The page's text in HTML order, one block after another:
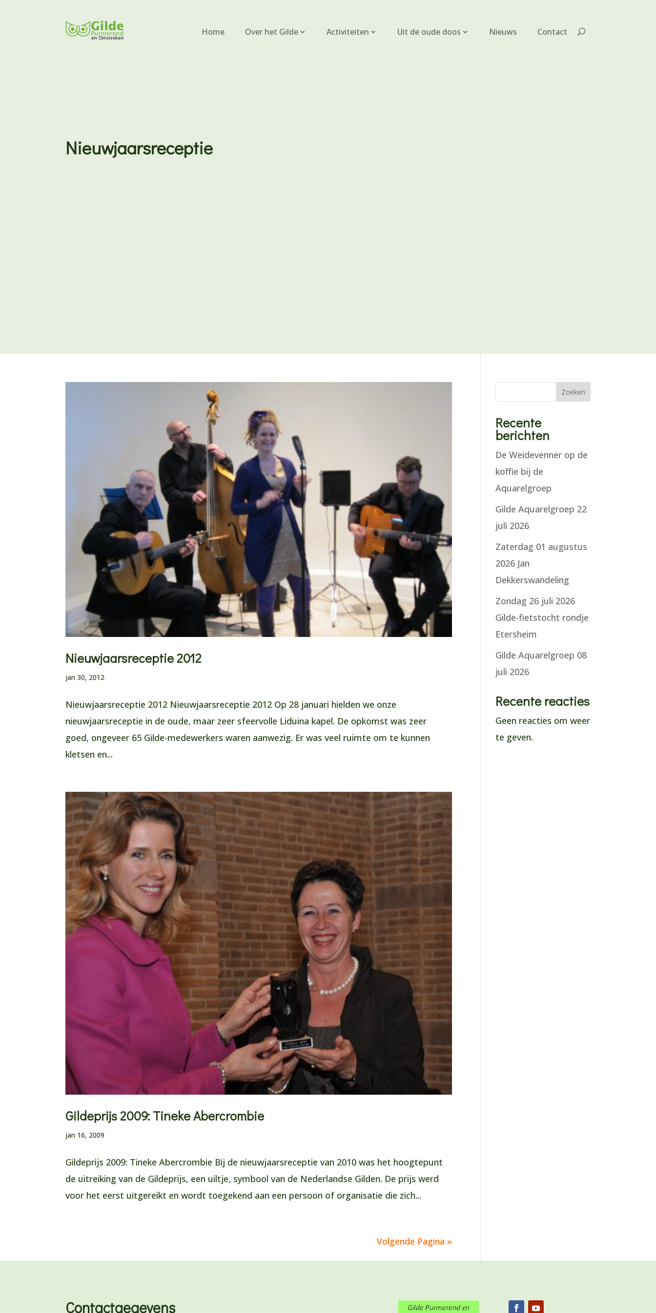
Home Over het Gilde Activiteiten Uit de oude doos Nieuws Contact
Nieuwjaarsreceptie
Nieuwjaarsreceptie 2012
jan 30, 2012
Nieuwjaarsreceptie 2012 Nieuwjaarsreceptie 2012 Op 28 januari hielden we onze
nieuwjaarsreceptie in de oude, maar zeer sfeervolle Liduina kapel. De opkomst was zeer
goed, ongeveer 65 Gilde-medewerkers waren aanwezig. Er was veel ruimte om te kunnen
kletsen en...
Gildeprijs 2009: Tineke Abercrombie
jan 16, 2009
Gildeprijs 2009: Tineke Abercrombie Bij de nieuwjaarsreceptie van 2010 was het hoogtepunt
de uitreiking van de Gildeprijs, een uiltje, symbool van de Nederlandse Gilden. De prijs werd
voor het eerst uitgereikt en wordt toegekend aan een persoon of organisatie die zich...
Volgende Pagina »
Zoeken
Recente
berichten
De Weidevenner op de
koffie bij de
Aquarelgroep
Gilde Aquarelgroep 22
juli 2026
Zaterdag 01 augustus
2026 Jan
Dekkerswandeling
Zondag 26 juli 2026
Gilde-fietstocht rondje
Etersheim
Gilde Aquarelgroep 08
juli 2026
Recente reacties
Geen reacties om weer
te geven.
Contactgegevens